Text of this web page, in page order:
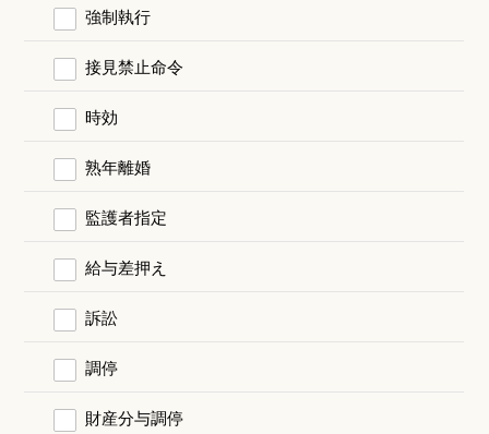
強制執行
接見禁止命令
時効
熟年離婚
監護者指定
給与差押え
訴訟
調停
財産分与調停